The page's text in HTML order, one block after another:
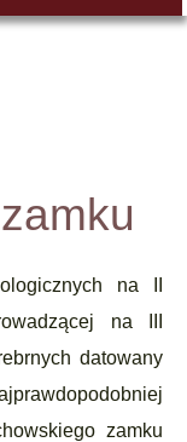
na II
na III
datowany
zamku